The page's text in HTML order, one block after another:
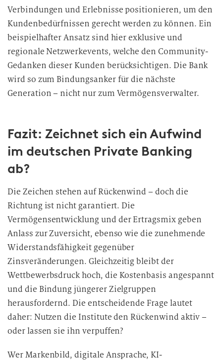
Verbindungen und Erlebnisse positionieren, um den
Kundenbedürfnissen gerecht werden zu können. Ein
beispielhafter Ansatz sind hier exklusive und
regionale Netzwerkevents, welche den Community-
Gedanken dieser Kunden berücksichtigen. Die Bank
wird so zum Bindungsanker für die nächste
Generation – nicht nur zum Vermögensverwalter.
Fazit: Zeichnet sich ein Aufwind
im deutschen Private Banking
ab?
Die Zeichen stehen auf Rückenwind – doch die
Richtung ist nicht garantiert. Die
Vermögensentwicklung und der Ertragsmix geben
Anlass zur Zuversicht, ebenso wie die zunehmende
Widerstandsfähigkeit gegenüber
Zinsveränderungen. Gleichzeitig bleibt der
Wettbewerbsdruck hoch, die Kostenbasis angespannt
und die Bindung jüngerer Zielgruppen
herausfordernd. Die entscheidende Frage lautet
daher: Nutzen die Institute den Rückenwind aktiv –
oder lassen sie ihn verpuffen?
Wer Markenbild, digitale Ansprache, KI-